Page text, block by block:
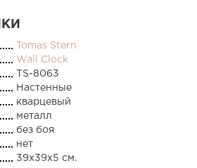
Tomas Stern
Wall Clock
TS-8063
Настенные
кварцевый
металл
без боя
нет
39x39x5 см.